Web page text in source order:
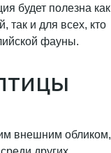
будет полезна как
так и для всех, кто
фауны.
внешним обликом,